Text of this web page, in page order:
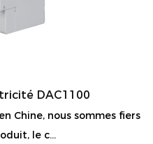
DAC1100
Chine, nous sommes fiers
le c...